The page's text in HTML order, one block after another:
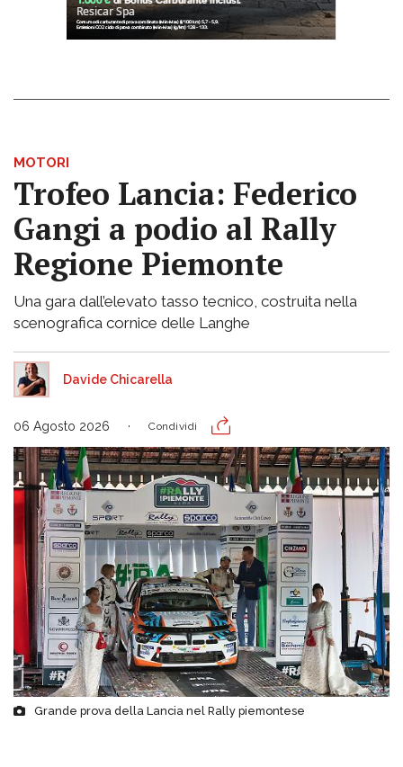
MOTORI
Trofeo Lancia: Federico
Gangi a podio al Rally
Regione Piemonte
Una gara dall’elevato tasso tecnico, costruita nella
scenografica cornice delle Langhe
Davide Chicarella
06 Agosto 2026 Condividi
Grande prova della Lancia nel Rally piemontese